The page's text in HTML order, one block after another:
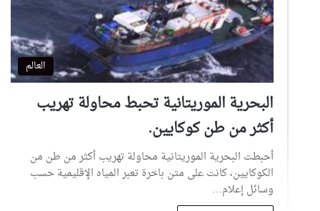
العالم
البحرية الموريتانية تحبط محاولة تهريب
أكثر من طن كوكايين.
أحبطت البحرية الموريتانية محاولة تهريب أكثر من طن من
الكوكايين، كانت على متن باخرة تعبر المياه الإقليمية حسب
وسائل إعلام…